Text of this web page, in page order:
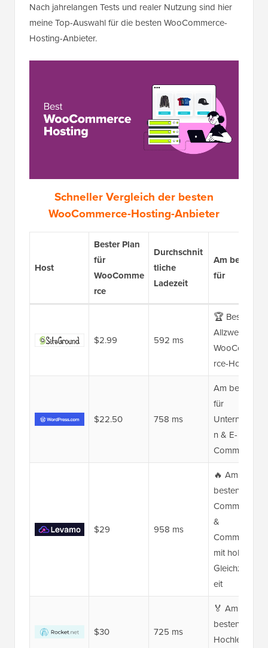
Nach jahrelangen Tests und realer Nutzung sind hier
meine Top-Auswahl für die besten WooCommerce-
Hosting-Anbieter.
Schneller Vergleich der besten
WooCommerce-Hosting-Anbieter
Host
Bester Plan
für
WooComme
rce
Durchschnit
tliche
Ladezeit
Am besten
für
$2.99 592 ms
🏆 Bestes
Allzweck-
WooComme
rce-Hosting
$22.50 758 ms
Am besten
für
Unternehme
n & E-
Commerce
$29 958 ms
🔥 Am
besten für E-
Commerce
&
Communities
mit hoher
Gleichzeitigk
eit
$30 725 ms
🏅 Am
besten für
Hochleistun